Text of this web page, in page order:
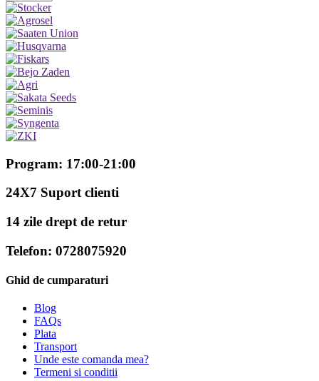
Program: 17:00-21:00
24X7 Suport clienti
14 zile drept de retur
Telefon: 0728075920
Ghid de cumparaturi
Blog
FAQs
Plata
Transport
Unde este comanda mea?
Termeni si conditii